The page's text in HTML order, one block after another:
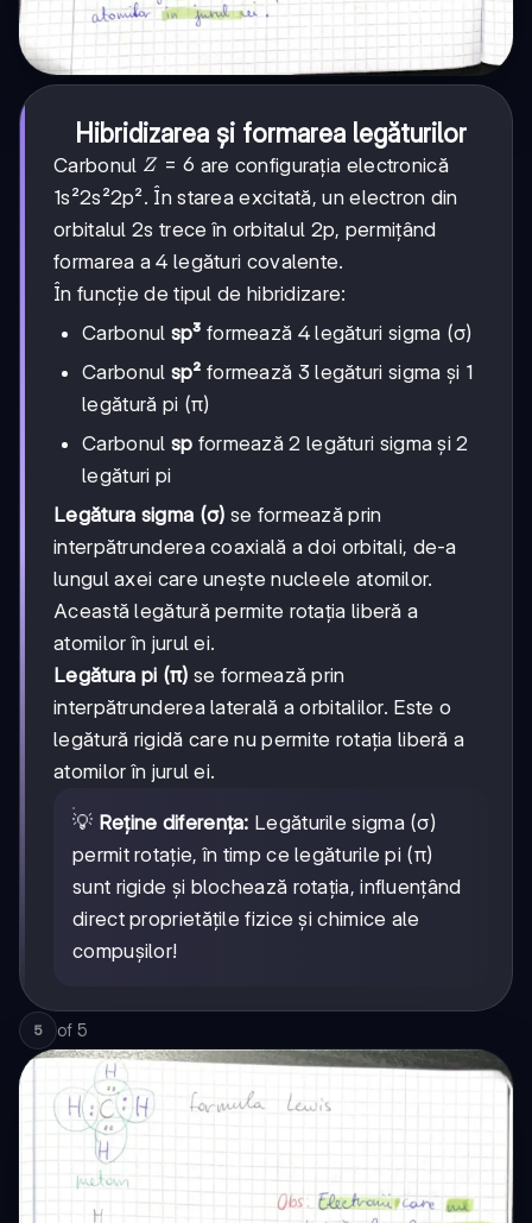
Hibridizarea și formarea legăturilor
Carbonul Z=6
Z = 6 are configurația electronică
1s²2s²2p². În starea excitată, un electron din
orbitalul 2s trece în orbitalul 2p, permițând
formarea a 4 legături covalente.
În funcție de tipul de hibridizare:
Carbonul sp³ formează 4 legături sigma (σ)
Carbonul sp² formează 3 legături sigma și 1
legătură pi (π)
Carbonul sp formează 2 legături sigma și 2
legături pi
Legătura sigma (σ) se formează prin
interpătrunderea coaxială a doi orbitali, de-a
lungul axei care unește nucleele atomilor.
Această legătură permite rotația liberă a
atomilor în jurul ei.
Legătura pi (π) se formează prin
interpătrunderea laterală a orbitalilor. Este o
legătură rigidă care nu permite rotația liberă a
atomilor în jurul ei.
💡 Reține diferența: Legăturile sigma (σ)
permit rotație, în timp ce legăturile pi (π)
sunt rigide și blochează rotația, influențând
direct proprietățile fizice și chimice ale
compușilor!
5 of 5